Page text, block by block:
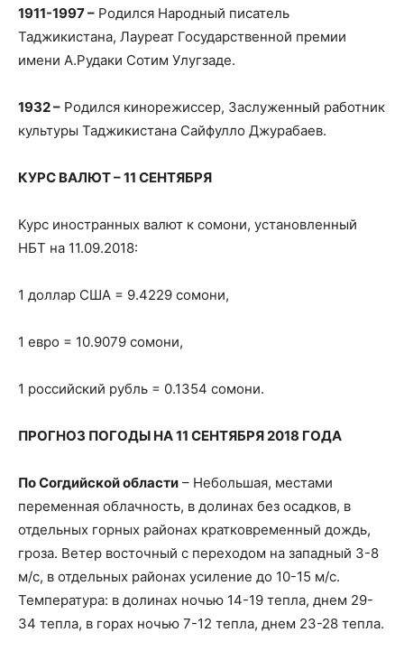
1911-1997 – Родился Народный писатель
Таджикистана, Лауреат Государственной премии
имени А.Рудаки Сотим Улугзаде.
1932 – Родился кинорежиссер, Заслуженный работник
культуры Таджикистана Сайфулло Джурабаев.
КУРС ВАЛЮТ – 11 СЕНТЯБРЯ
Курс иностранных валют к сомони, установленный
НБТ на 11.09.2018:
1 доллар США = 9.4229 сомони,
1 евро = 10.9079 сомони,
1 российский рубль = 0.1354 сомони.
ПРОГНОЗ ПОГОДЫ НА 11 СЕНТЯБРЯ 2018 ГОДА
По Согдийской области – Небольшая, местами
переменная облачность, в долинах без осадков, в
отдельных горных районах кратковременный дождь,
гроза. Ветер восточный с переходом на западный 3-8
м/с, в отдельных районах усиление до 10-15 м/с.
Температура: в долинах ночью 14-19 тепла, днем 29-
34 тепла, в горах ночью 7-12 тепла, днем 23-28 тепла.